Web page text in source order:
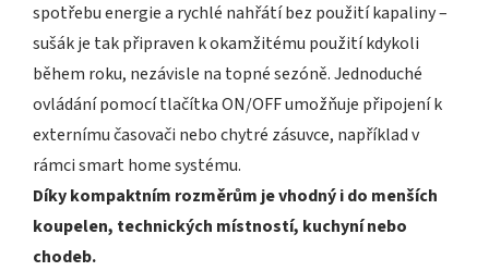
spotřebu energie a rychlé nahřátí bez použití kapaliny –
sušák je tak připraven k okamžitému použití kdykoli
během roku, nezávisle na topné sezóně. Jednoduché
ovládání pomocí tlačítka ON/OFFumožňuje připojení k
externímu časovači nebo chytré zásuvce, například v
rámci smart home systému.
Díky kompaktním rozměrům je vhodný i do menších
koupelen, technických místností, kuchyní nebo
chodeb.